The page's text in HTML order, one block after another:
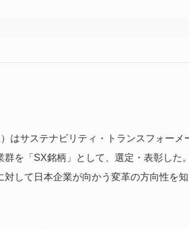
はサステナビリティ・トランスフォーメ
を「SX銘柄」として、選定・表彰した
して日本企業が向かう変革の方向性を